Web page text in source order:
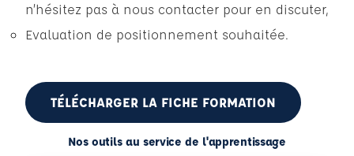
n’hésitez pas à nous contacter pour en discuter,
Evaluation de positionnement souhaitée.
TÉLÉCHARGER LA FICHE FORMATION
Nos outils au service de l'apprentissage